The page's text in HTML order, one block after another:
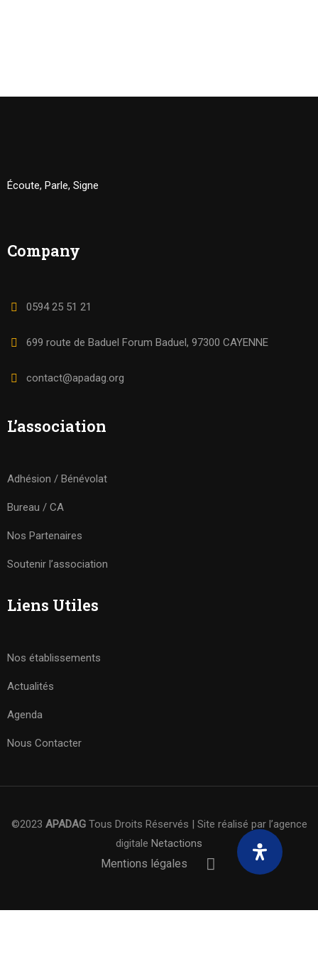
Écoute, Parle, Signe
Company
0594 25 51 21
699 route de Baduel Forum Baduel, 97300 CAYENNE
contact@apadag.org
L’association
Adhésion / Bénévolat
Bureau / CA
Nos Partenaires
Soutenir l’association
Liens Utiles
Nos établissements
Actualités
Agenda
Nous Contacter
©2023 APADAGTous Droits Réservés | Site réalisé par l’agence
digitale Netactions
Mentions légales